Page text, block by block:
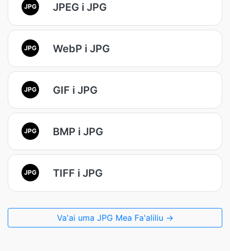
JPG JPEG i JPG
JPG WebP i JPG
JPG GIF i JPG
JPG BMP i JPG
JPG TIFF i JPG
Va'ai uma JPG Mea Fa'aliliu →